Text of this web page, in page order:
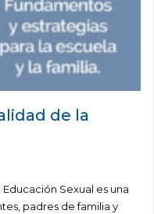
de la
Sexual es una
padres de familia y